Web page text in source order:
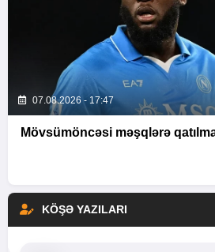
07.08.2026 - 17:47
Mövsümöncəsi məşqlərə
KÖŞƏ YAZILARI